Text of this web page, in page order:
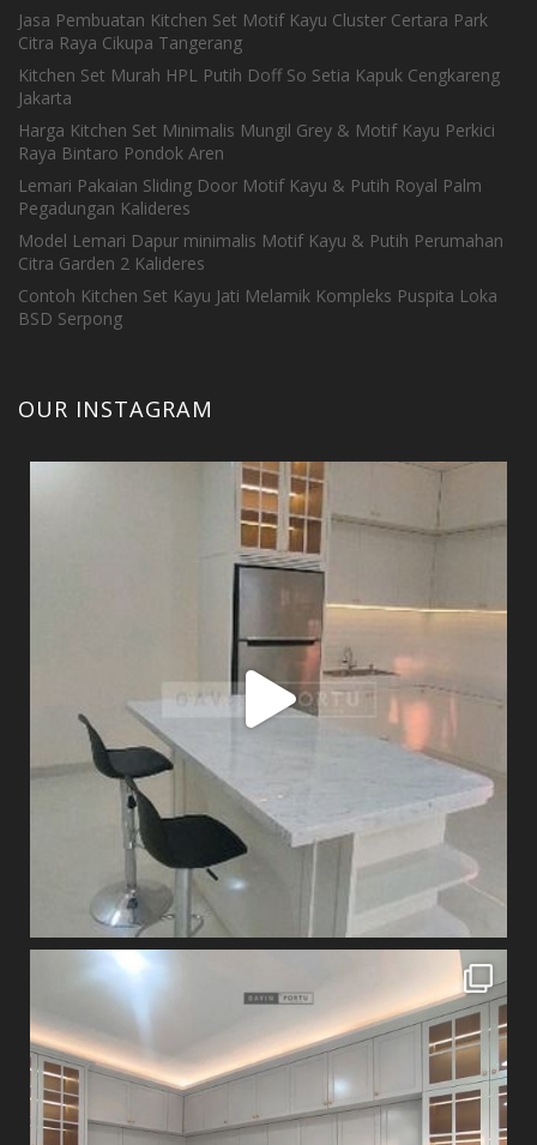
Jasa Pembuatan Kitchen Set Motif Kayu Cluster Certara Park
Citra Raya Cikupa Tangerang
Kitchen Set Murah HPL Putih Doff So Setia Kapuk Cengkareng
Jakarta
Harga Kitchen Set Minimalis Mungil Grey & Motif Kayu Perkici
Raya Bintaro Pondok Aren
Lemari Pakaian Sliding Door Motif Kayu & Putih Royal Palm
Pegadungan Kalideres
Model Lemari Dapur minimalis Motif Kayu & Putih Perumahan
Citra Garden 2 Kalideres
Contoh Kitchen Set Kayu Jati Melamik Kompleks Puspita Loka
BSD Serpong
OUR INSTAGRAM